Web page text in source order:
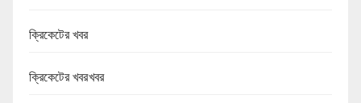
ক্রিকেটের খবর
ক্রিকেটের খবরখবর